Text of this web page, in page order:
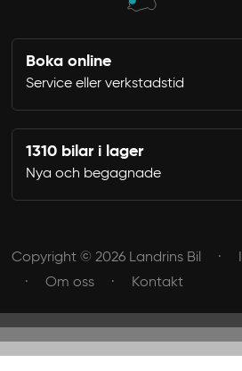
Boka online
Service eller verkstadstid
1310 bilar i lager
Nya och begagnade
Copyright © 2026 Landrins Bil
Om oss
Kontakt